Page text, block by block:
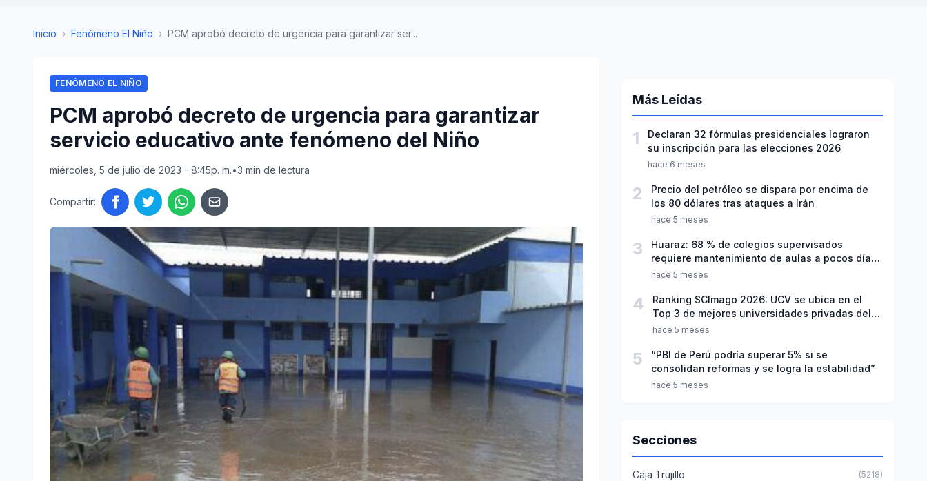
Inicio › Fenómeno El Niño › PCM aprobó decreto de urgencia para garantizar ser...
FENÓMENO EL NIÑO
PCM aprobó decreto de urgencia para garantizar
servicio educativo ante fenómeno del Niño
miércoles, 5 de julio de 2023 - 8:45p. m.•3 min de lectura
Compartir:
Más Leídas
1
Declaran 32 fórmulas presidenciales lograron
su inscripción para las elecciones 2026
hace 6 meses
2
Precio del petróleo se dispara por encima de
los 80 dólares tras ataques a Irán
hace 5 meses
3
Huaraz: 68 % de colegios supervisados
requiere mantenimiento de aulas a pocos días
de inicio del año escolar 2026
hace 5 meses
4
Ranking SCImago 2026: UCV se ubica en el
Top 3 de mejores universidades privadas del
Perú
hace 5 meses
5
“PBI de Perú podría superar 5% si se
consolidan reformas y se logra la estabilidad”
hace 5 meses
Secciones
Caja Trujillo (5218)